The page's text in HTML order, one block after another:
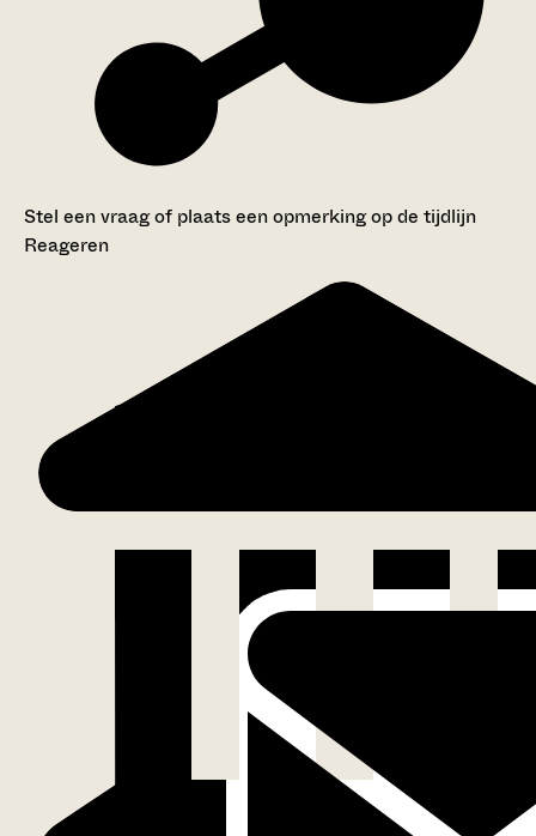
Stel een vraag of plaats een opmerking op de tijdlijn
Reageren